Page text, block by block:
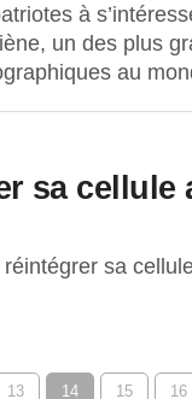
à
un des plus
au
sa
sa
13 14 15 16